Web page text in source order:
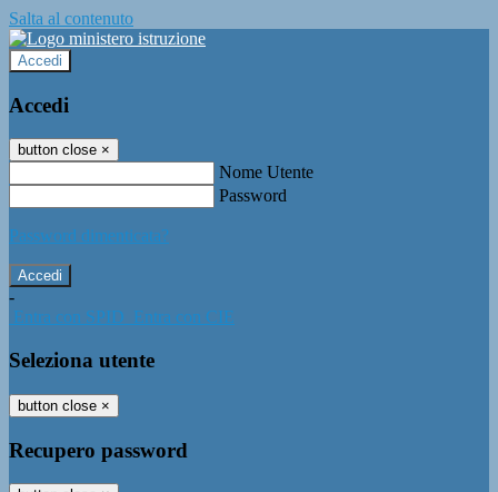
Salta al contenuto
Accedi
Accedi
button close ×
Nome Utente
Password
Password dimenticata?
-
Entra con SPID Entra con CIE
Seleziona utente
button close ×
Recupero password